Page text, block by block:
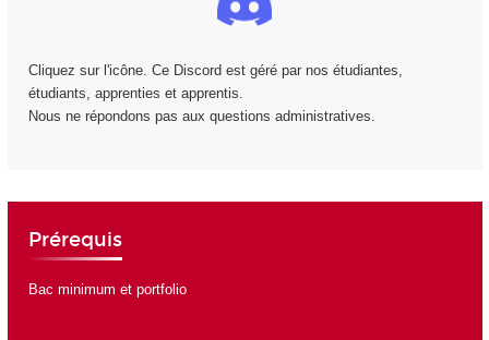
Cliquez sur l'icône. Ce Discord est géré par nos étudiantes,
étudiants, apprenties et apprentis.
Nous ne répondons pas aux questions administratives.
Prérequis
Bac minimum et portfolio